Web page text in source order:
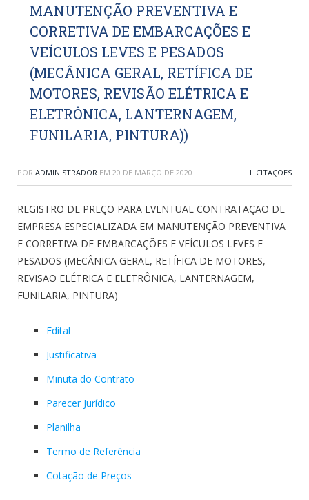
MANUTENÇÃO PREVENTIVA E
CORRETIVA DE EMBARCAÇÕES E
VEÍCULOS LEVES E PESADOS
(MECÂNICA GERAL, RETÍFICA DE
MOTORES, REVISÃO ELÉTRICA E
ELETRÔNICA, LANTERNAGEM,
FUNILARIA, PINTURA))
POR ADMINISTRADOR EM 20 DE MARÇO DE 2020 LICITAÇÕES
REGISTRO DE PREÇO PARA EVENTUAL CONTRATAÇÃO DE
EMPRESA ESPECIALIZADA EM MANUTENÇÃO PREVENTIVA
E CORRETIVA DE EMBARCAÇÕES E VEÍCULOS LEVES E
PESADOS (MECÂNICA GERAL, RETÍFICA DE MOTORES,
REVISÃO ELÉTRICA E ELETRÔNICA, LANTERNAGEM,
FUNILARIA, PINTURA)
Edital
Justificativa
Minuta do Contrato
Parecer Jurídico
Planilha
Termo de Referência
Cotação de Preços